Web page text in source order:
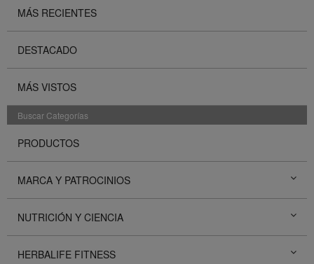
MÁS RECIENTES
DESTACADO
MÁS VISTOS
Buscar Categorías
PRODUCTOS
MARCA Y PATROCINIOS
NUTRICIÓN Y CIENCIA
HERBALIFE FITNESS